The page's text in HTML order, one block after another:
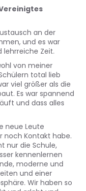
Vereinigtes
an der
und es war
lehrreiche Zeit.
von meiner
total lieb
viel größer als die
Es war spannend
und dass alles
neue Leute
noch Kontakt habe.
nur die Schule,
kennenlernen
moderne und
und einer
Wir haben so